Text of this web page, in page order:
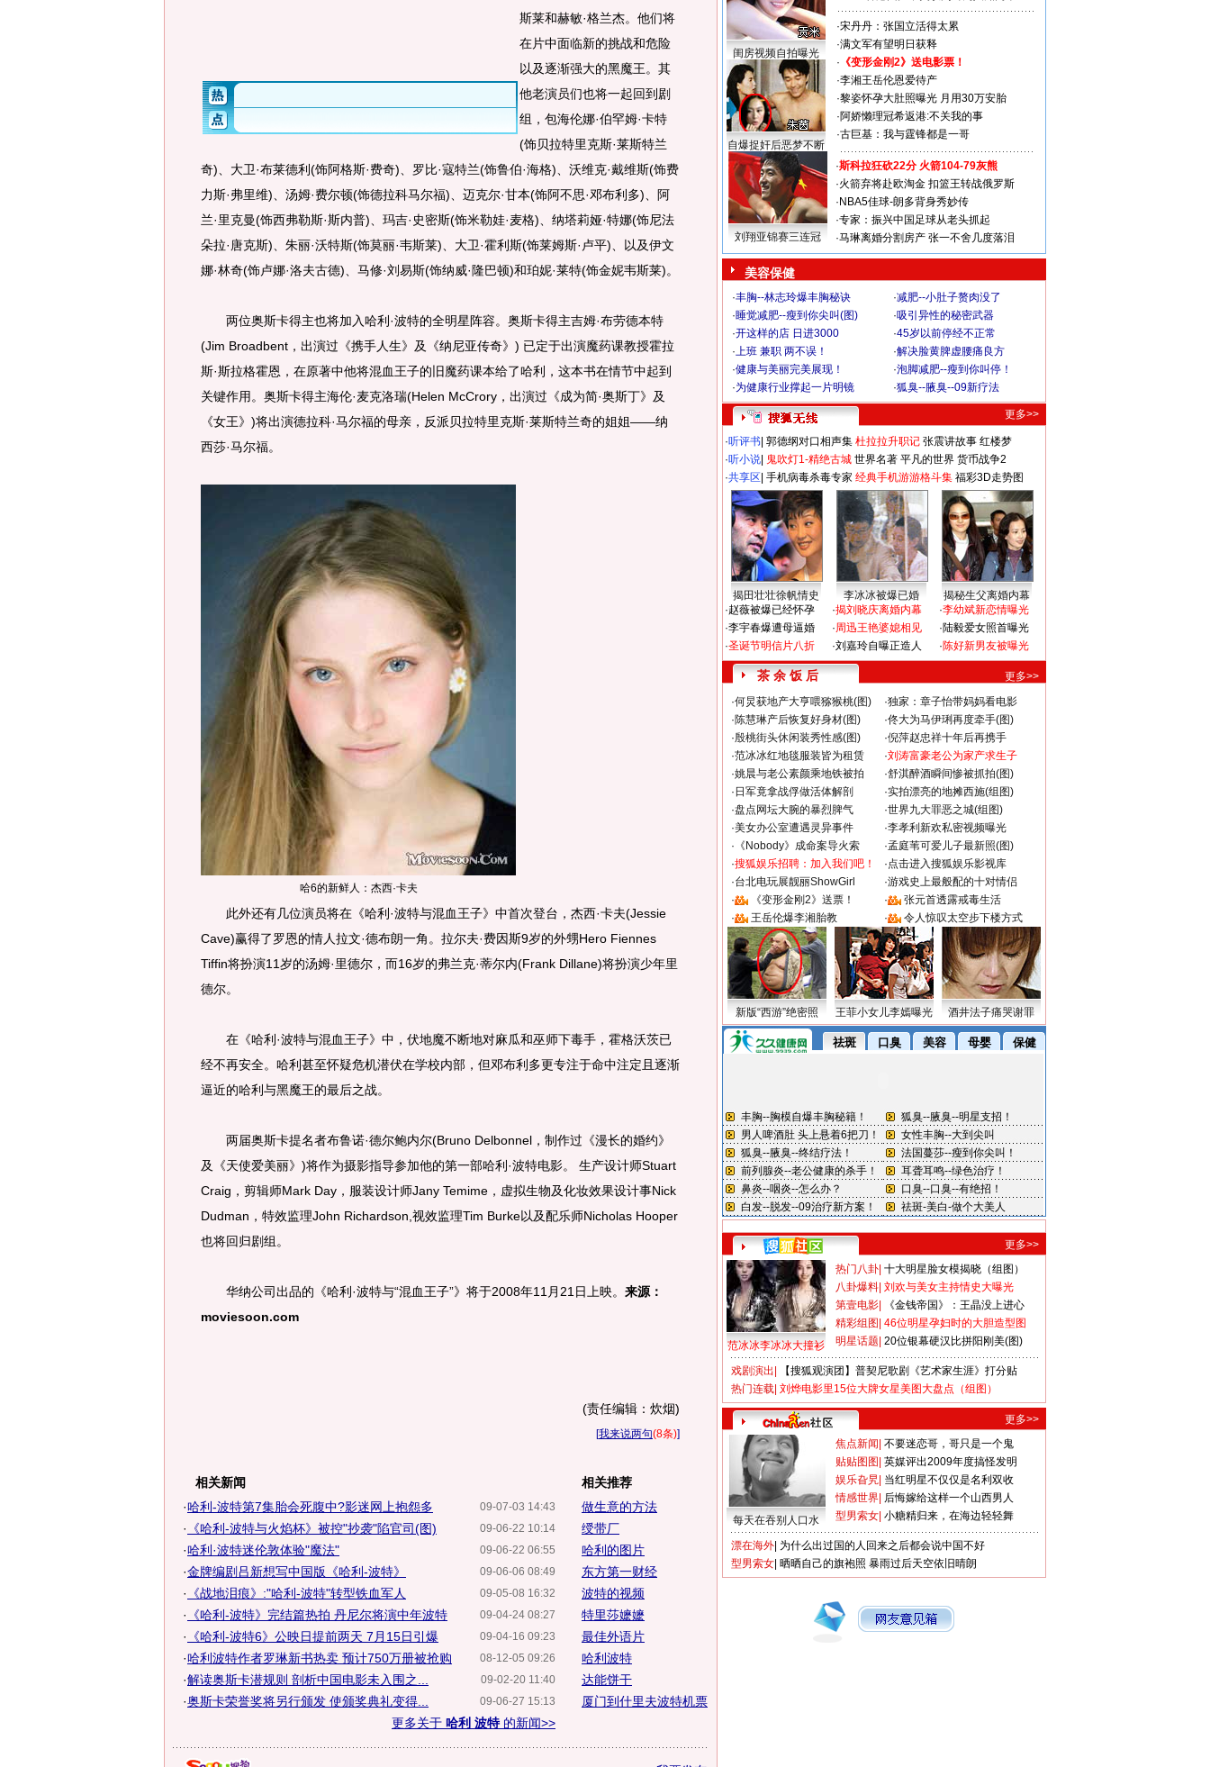
斯莱和赫敏·格兰杰。他们将
在片中面临新的挑战和危险
以及逐渐强大的黑魔王。其
他老演员们也将一起回到剧
组，包海伦娜·伯罕姆·卡特
(饰贝拉特里克斯·莱斯特兰
奇)、大卫·布莱德利(饰阿格斯·费奇)、罗比·寇特兰(饰鲁伯·海格)、沃维克·戴维斯(饰费
力斯·弗里维)、汤姆·费尔顿(饰德拉科马尔福)、迈克尔·甘本(饰阿不思·邓布利多)、阿
兰·里克曼(饰西弗勒斯·斯内普)、玛吉·史密斯(饰米勒娃·麦格)、纳塔莉娅·特娜(饰尼法
朵拉·唐克斯)、朱丽·沃特斯(饰莫丽·韦斯莱)、大卫·霍利斯(饰莱姆斯·卢平)、以及伊文
娜·林奇(饰卢娜·洛夫古德)、马修·刘易斯(饰纳威·隆巴顿)和珀妮·莱特(饰金妮韦斯莱)。
两位奥斯卡得主也将加入哈利·波特的全明星阵容。奥斯卡得主吉姆·布劳德本特
(Jim Broadbent，出演过《携手人生》及《纳尼亚传奇》) 已定于出演魔药课教授霍拉
斯·斯拉格霍恩，在原著中他将混血王子的旧魔药课本给了哈利，这本书在情节中起到
关键作用。奥斯卡得主海伦·麦克洛瑞(Helen McCrory，出演过《成为简·奥斯丁》及
《女王》)将出演德拉科·马尔福的母亲，反派贝拉特里克斯·莱斯特兰奇的姐姐——纳
西莎·马尔福。
哈6的新鲜人：杰西·卡夫
此外还有几位演员将在《哈利·波特与混血王子》中首次登台，杰西·卡夫(Jessie
Cave)赢得了罗恩的情人拉文·德布朗一角。拉尔夫·费因斯9岁的外甥Hero Fiennes
Tiffin将扮演11岁的汤姆·里德尔，而16岁的弗兰克·蒂尔内(Frank Dillane)将扮演少年里
德尔。
在《哈利·波特与混血王子》中，伏地魔不断地对麻瓜和巫师下毒手，霍格沃茨已
经不再安全。哈利甚至怀疑危机潜伏在学校内部，但邓布利多更专注于命中注定且逐渐
逼近的哈利与黑魔王的最后之战。
两届奥斯卡提名者布鲁诺·德尔鲍内尔(Bruno Delbonnel，制作过《漫长的婚约》
及《天使爱美丽》)将作为摄影指导参加他的第一部哈利·波特电影。 生产设计师Stuart
Craig，剪辑师Mark Day，服装设计师Jany Temime，虚拟生物及化妆效果设计事Nick
Dudman，特效监理John Richardson,视效监理Tim Burke以及配乐师Nicholas Hooper
也将回归剧组。
华纳公司出品的《哈利·波特与“混血王子”》将于2008年11月21日上映。 来源：
moviesoon.com
(责任编辑：炊烟)
[我来说两句(8条)]
相关新闻
09-07-03 14:43
·哈利-波特第7集胎会死腹中?影迷网上抱怨多
09-06-22 10:14
· 《哈利-波特与火焰杯》被控"抄袭"陷官司(图)
09-06-22 06:55
·哈利·波特迷伦敦体验"魔法"
09-06-06 08:49
·金牌编剧吕新想写中国版《哈利-波特》
09-05-08 16:32
· 《战地泪痕》:"哈利-波特"转型铁血军人
09-04-24 08:27
· 《哈利-波特》完结篇热拍 丹尼尔将演中年波特
09-04-16 09:23
· 《哈利-波特6》公映日提前两天 7月15日引爆
08-12-05 09:26
·哈利波特作者罗琳新书热卖 预计750万册被抢购
09-02-20 11:40
·解读奥斯卡潜规则 剖析中国电影未入围之...
09-06-27 15:13
·奥斯卡荣誉奖将另行颁发 使颁奖典礼变得...
更多关于 哈利 波特的新闻>>
相关推荐
做生意的方法
绶带厂
哈利的图片
东方第一财经
波特的视频
特里莎嬷嬷
最佳外语片
哈利波特
达能饼干
厦门到什里夫波特机票
闺房视频自拍曝光
自爆捉奸后恶梦不断
·宋丹丹：张国立活得太累
·满文军有望明日获释
· 《变形金刚2》送电影票！
·李湘王岳伦恩爱待产
·黎姿怀孕大肚照曝光 月用30万安胎
·阿娇懒理冠希返港:不关我的事
·古巨基：我与霆锋都是一哥
刘翔亚锦赛三连冠
·斯科拉狂砍22分 火箭104-79灰熊
·火箭弃将赴欧淘金 扣篮王转战俄罗斯
· NBA5佳球-朗多背身秀妙传
·专家：振兴中国足球从老头抓起
·马琳离婚分割房产 张一不舍几度落泪
美容保健
·丰胸--林志玲爆丰胸秘诀 ·减肥--小肚子赘肉没了
·睡觉减肥--瘦到你尖叫(图) ·吸引异性的秘密武器
·开这样的店 日进3000 ·45岁以前停经不正常
·上班 兼职 两不误！ ·解决脸黄脾虚腰痛良方
·健康与美丽完美展现！ ·泡脚减肥--瘦到你叫停！
·为健康行业撑起一片明镜 ·狐臭--腋臭--09新疗法
更多>>
·听评书 郭德纲对口相声集 杜拉拉升职记 张震讲故事 红楼梦
·听小说 鬼吹灯1-精绝古城 世界名著 平凡的世界 货币战争2
·共享区 手机病毒杀毒专家 经典手机游游格斗集 福彩3D走势图
揭田壮壮徐帆情史 李冰冰被爆已婚
揭秘生父离婚内幕
·赵薇被爆已经怀孕
·李宇春爆遭母逼婚
·圣诞节明信片八折
·揭刘晓庆离婚内幕
·周迅王艳婆媳相见
·刘嘉玲自曝正造人
·李幼斌新恋情曝光
·陆毅爱女照首曝光
·陈好新男友被曝光
茶 余 饭 后
更多>>
·何炅获地产大亨喂猕猴桃(图) ·独家：章子怡带妈妈看电影
·陈慧琳产后恢复好身材(图) ·佟大为马伊琍再度牵手(图)
·殷桃街头休闲装秀性感(图) ·倪萍赵忠祥十年后再携手
·范冰冰红地毯服装皆为租赁 ·刘涛富豪老公为家产求生子
·姚晨与老公素颜乘地铁被拍 ·舒淇醉酒瞬间惨被抓拍(图)
· 日军竟拿战俘做活体解剖 ·实拍漂亮的地摊西施(组图)
·盘点网坛大腕的暴烈脾气 ·世界九大罪恶之城(组图)
·美女办公室遭遇灵异事件 ·李孝利新欢私密视频曝光
· 《Nobody》成命案导火索 ·孟庭苇可爱儿子最新照(图)
·搜狐娱乐招聘：加入我们吧！ ·点击进入搜狐娱乐影视库
·台北电玩展靓丽ShowGirl ·游戏史上最般配的十对情侣
·
《变形金刚2》送票！ ·
张元首透露戒毒生活
·
王岳伦爆李湘胎教 · 令人惊叹太空步下楼方式
新版“西游”绝密照 王菲小女儿李嫣曝光 酒井法子痛哭谢罪
更多>>
范冰冰李冰冰大撞衫
热门八卦 十大明星脸女模揭晓（组图）
八卦爆料 刘欢与美女主持情史大曝光
第壹电影
《金钱帝国》：王晶没上进心
精彩组图 46位明星孕妇时的大胆造型图
明星话题 20位银幕硬汉比拼阳刚美(图)
戏剧演出
【搜狐观演团】普契尼歌剧《艺术家生涯》打分贴
热门连载 刘烨电影里15位大牌女星美图大盘点（组图）
更多>>
每天在吞别人口水
焦点新闻 不要迷恋哥，哥只是一个鬼
贴贴图图 英媒评出2009年度搞怪发明
娱乐旮旯 当红明星不仅仅是名利双收
情感世界 后悔嫁给这样一个山西男人
型男索女 小糖精归来，在海边轻轻舞
漂在海外 为什么出过国的人回来之后都会说中国不好
型男索女 晒晒自己的旗袍照 暴雨过后天空依旧晴朗